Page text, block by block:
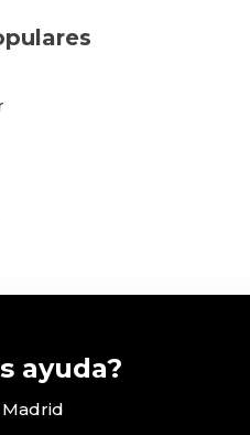
ayuda?
Madrid